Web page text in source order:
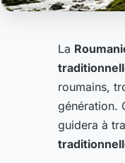
La
roumains,
génération.
guidera à